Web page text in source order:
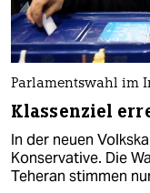
Parlamentswahl im
Klassenziel
In der neuen
Konservative. Die
Teheran stimmen